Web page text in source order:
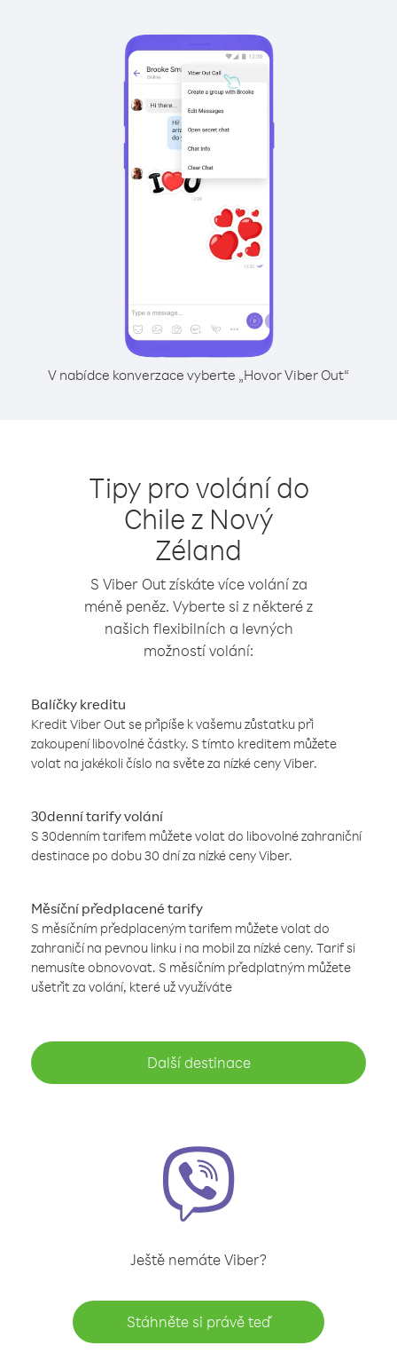
V nabídce konverzace vyberte „Hovor Viber Out“
Tipy pro volání do
Chile z Nový
Zéland
S Viber Out získáte více volání za
méně peněz. Vyberte si z některé z
našich flexibilních a levných
možností volání:
Balíčky kreditu
Kredit Viber Out se připíše k vašemu zůstatku při
zakoupení libovolné částky. S tímto kreditem můžete
volat na jakékoli číslo na světe za nízké ceny Viber.
30denní tarify volání
S 30denním tarifem můžete volat do libovolné zahraniční
destinace po dobu 30 dní za nízké ceny Viber.
Měsíční předplacené tarify
S měsíčním předplaceným tarifem můžete volat do
zahraničí na pevnou linku i na mobil za nízké ceny. Tarif si
nemusíte obnovovat. S měsíčním předplatným můžete
ušetřit za volání, které už využíváte
Další destinace
Ještě nemáte Viber?
Stáhněte si právě teď